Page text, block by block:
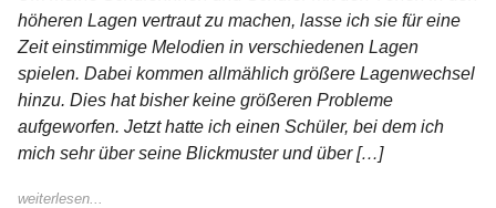
höheren Lagen vertraut zu machen, lasse ich sie für eine
Zeit einstimmige Melodien in verschiedenen Lagen
spielen. Dabei kommen allmählich größere Lagenwechsel
hinzu. Dies hat bisher keine größeren Probleme
aufgeworfen. Jetzt hatte ich einen Schüler, bei dem ich
mich sehr über seine Blickmuster und über […]
weiterlesen...